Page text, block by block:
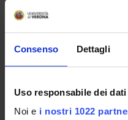
Consenso Dettagli
Uso responsabile dei dati
Noi e i nostri 1022
Full Professor
Enrico Fraccaroli
Research Scholarship
Spin-off staff